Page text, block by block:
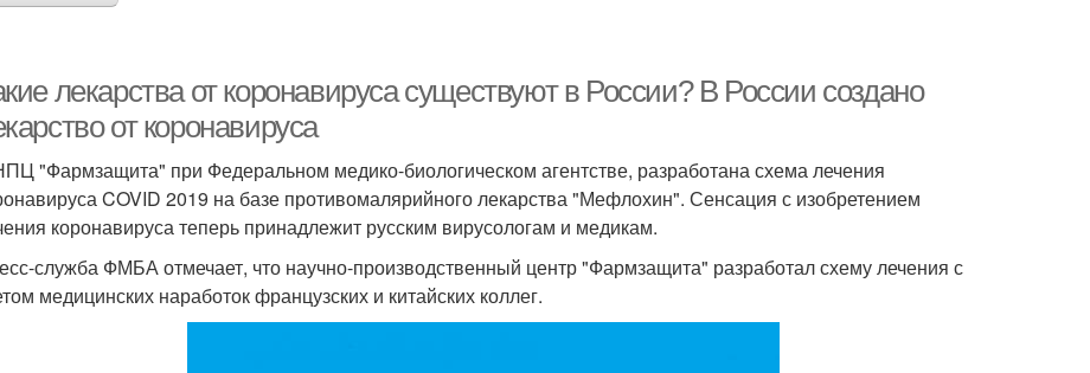
лекарства от коронавируса существуют в России? В России создано
от коронавируса
"Фармзащита" при Федеральном медико-биологическом агентстве, разработана схема лечения
COVID 2019 на базе противомалярийного лекарства "Мефлохин". Сенсация с изобретением
коронавируса теперь принадлежит русским вирусологам и медикам.
служба ФМБА отмечает, что научно-производственный центр "Фармзащита" разработал схему лечения с
медицинских наработок французских и китайских коллег.